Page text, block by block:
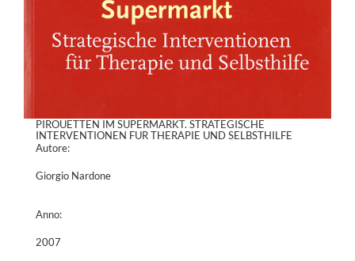
PIROUETTEN IM SUPERMARKT. STRATEGISCHE
INTERVENTIONEN FUR THERAPIE UND SELBSTHILFE
Autore:
Giorgio Nardone
Anno:
2007